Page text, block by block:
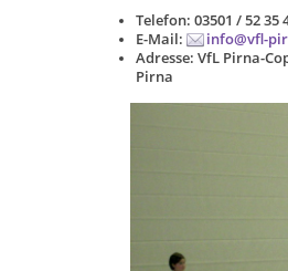
Telefon: 03501 / 52 35
E-Mail:
info@vfl-
Adresse: VfL Pirna-
Pirna